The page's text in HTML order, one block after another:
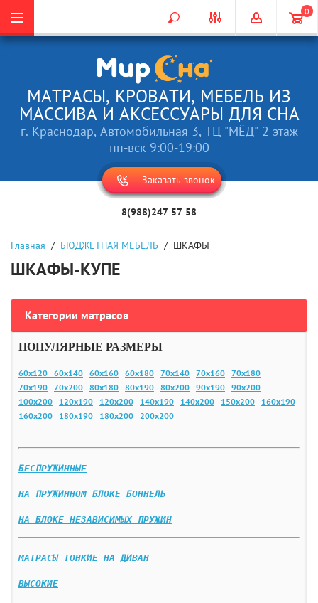
0
МАТРАСЫ, КРОВАТИ, МЕБЕЛЬ ИЗ
МАССИВА И АКСЕССУАРЫ ДЛЯ СНА
г. Краснодар, Автомобильная 3, ТЦ "МЁД" 2 этаж
пн-вск 9:00-19:00
Заказать звонок
8(988)247 57 58
Главная
  /
БЮДЖЕТНАЯ МЕБЕЛЬ
  /  ШКАФЫ
ШКАФЫ-КУПЕ
Категории матрасов
ПОПУЛЯРНЫЕ РАЗМЕРЫ
60х120 60х140 60х160 60х180 70х140 70х160 70х180
70х190 70х200 80х180 80х190 80х200 90х190 90х200
100х200
120х190 120х200 140х190 140х200 150х200
160х190
160х200
180х190 180х200 200х200
БЕСПРУЖИННЫЕ
НА ПРУЖИННОМ БЛОКЕ БОННЕЛЬ
НА БЛОКЕ НЕЗАВИСИМЫХ ПРУЖИН
МАТРАСЫ ТОНКИЕ НА ДИВАН
ВЫСОКИЕ